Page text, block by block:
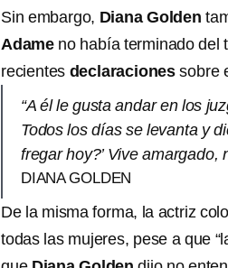
Sin embargo, Diana Golden
Adame no había terminado del
recientes declaracionessobre
“A él le gusta andar en los
Todos los días se levanta y
fregar hoy?’ Vive amargado,
DIANA GOLDEN
De la misma forma, la actriz
todas las mujeres, pese a que